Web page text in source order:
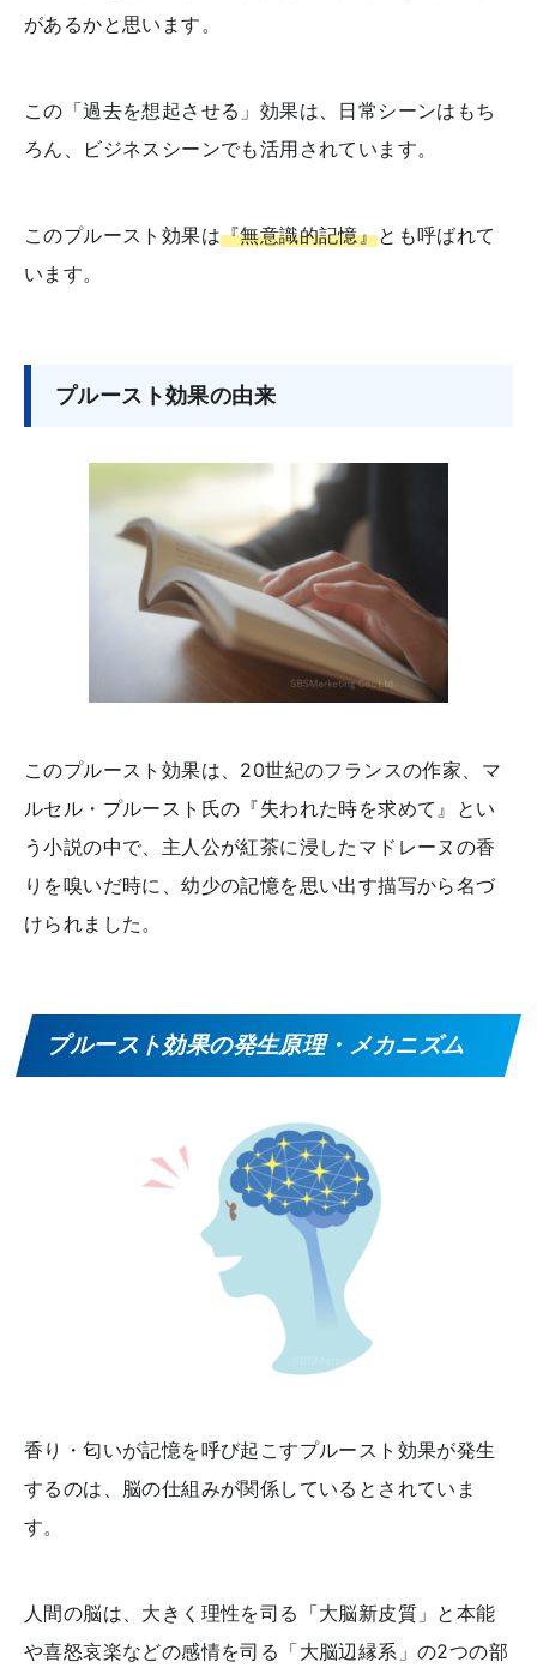
があるかと思います。
この「過去を想起させる」効果は、日常シーンはもち
ろん、ビジネスシーンでも活用されています。
このプルースト効果は『無意識的記憶』とも呼ばれて
います。
プルースト効果の由来
このプルースト効果は、20世紀のフランスの作家、マ
ルセル・プルースト氏の『失われた時を求めて』とい
う小説の中で、主人公が紅茶に浸したマドレーヌの香
りを嗅いだ時に、幼少の記憶を思い出す描写から名づ
けられました。
プルースト効果の発生原理・メカニズム
香り・匂いが記憶を呼び起こすプルースト効果が発生
するのは、脳の仕組みが関係しているとされていま
す。
人間の脳は、大きく理性を司る「大脳新皮質」と本能
や喜怒哀楽などの感情を司る「大脳辺縁系」の2つの部